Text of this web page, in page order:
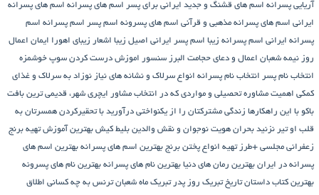
آریایی پسرانه اسم های قشنگ و جدید ایرانی برای پسر اسم های پسرانه اسم های پسرانه
ایرانی اسم های پسرانه مذهبی و قرآنی اسم های پسرونه اسم پسر اسم پسرانه اسم
پسرانه ایرانی اسم پسرانه زیبا اسم پسر ایرانی اصیل زیبا اشعار زیبای اهورا ایمان اعمال
روز نیمه شعبان اعمال و دعای حجامت البرز سنسور اموزش درست کردن سوپ خوشمزه
انتخاب نام پسر انتخاب نام پسرانه انواع سرلاک و نشانه های نیاز نوزاد به سرلاک و غذای
کمکی اهمیت مشاوره تحصیلی و مواردی که در انتخاب مشاور ایچری شهر، قدیمی ترین بافت
باکو با این راهکارها زندگی مشترکتان را از یکنواختی درآورید با تحقیرکردن همسرتان به
قلب او تیر نزنید بحران هویت نوجوان و نقش والدین بلیط کیش بهترین آموزش تهیه برنج
زعفرانی مجلسی +طرز تهیه انواع پختن برنج بهترین اسم های پسرانه بهترین اسم های
پسرانه در ایران بهترین رمان های دنیا بهترین نام های پسرانه بهترین نام های پسرونه
بهترین کتاب داستان تاریخ تبریک روز پدر تبریک ماه شعبان ترنس به چه کسانی اطلاق